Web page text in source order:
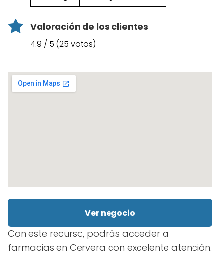
Valoración de los clientes
4.9 / 5 (25 votos)
Ver negocio
Con este recurso, podrás acceder a
farmacias en Cervera con excelente atención.